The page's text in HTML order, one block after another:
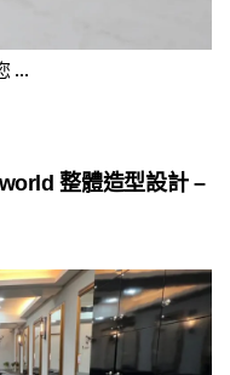
...
整體造型設計 –